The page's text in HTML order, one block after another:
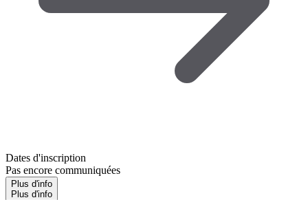
Dates d'inscription
Pas encore communiquées
Plus d'info
Plus d'info